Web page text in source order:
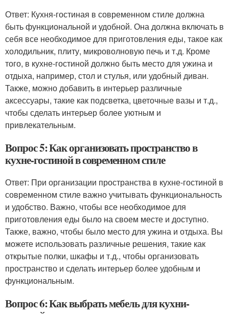
Ответ: Кухня-гостиная в современном стиле должна
быть функциональной и удобной. Она должна включать в
себя все необходимое для приготовления еды, такое как
холодильник, плиту, микроволновую печь и т.д. Кроме
того, в кухне-гостиной должно быть место для ужина и
отдыха, например, стол и стулья, или удобный диван.
Также, можно добавить в интерьер различные
аксессуары, такие как подсветка, цветочные вазы и т.д.,
чтобы сделать интерьер более уютным и
привлекательным.
Вопрос 5: Как организовать пространство в
кухне-гостиной в современном стиле
Ответ: При организации пространства в кухне-гостиной в
современном стиле важно учитывать функциональность
и удобство. Важно, чтобы все необходимое для
приготовления еды было на своем месте и доступно.
Также, важно, чтобы было место для ужина и отдыха. Вы
можете использовать различные решения, такие как
открытые полки, шкафы и т.д., чтобы организовать
пространство и сделать интерьер более удобным и
функциональным.
Вопрос 6: Как выбрать мебель для кухни-